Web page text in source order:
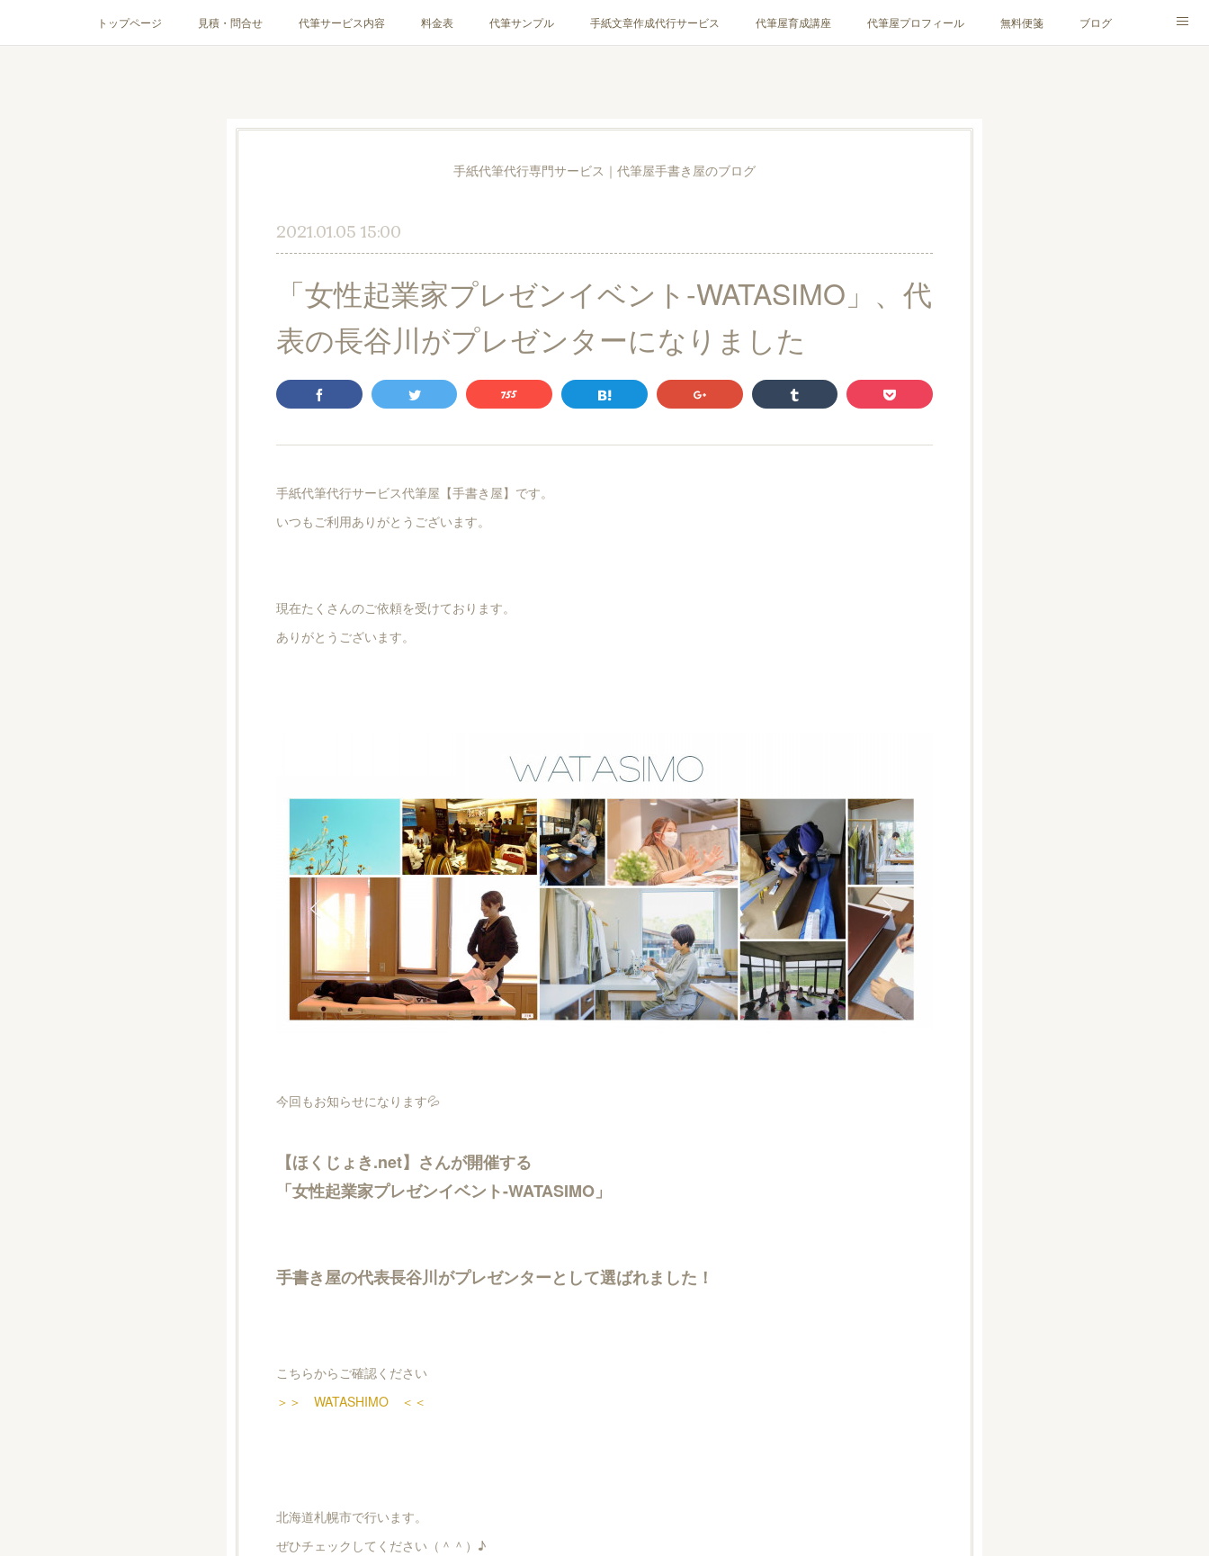
トップページ 見積・問合せ 代筆サービス内容 料金表 代筆サンプル 手紙文章作成代行サービス 代筆屋育成講座 代筆屋プロフィール 無料便箋 ブログ
手紙代筆代行専門サービス｜代筆屋手書き屋のブログ
2021.01.05 15:00
「女性起業家プレゼンイベント-WATASIMO」、代
表の長谷川がプレゼンターになりました
手紙代筆代行サービス代筆屋【手書き屋】です。
いつもご利用ありがとうございます。
現在たくさんのご依頼を受けております。
ありがとうございます。
今回もお知らせになります💦
【ほくじょき.net】さんが開催する
「女性起業家プレゼンイベント-WATASIMO」
手書き屋の代表長谷川がプレゼンターとして選ばれました！
こちらからご確認ください
＞＞ WATASHIMO ＜＜
北海道札幌市で行います。
ぜひチェックしてください（＾＾）♪